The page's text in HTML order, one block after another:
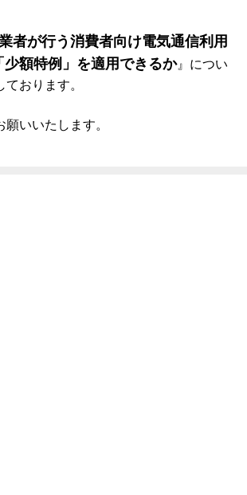
者が行う消費者向け電気通信利用
額特例」を適用できるか』 につい
おります。
いいたします。